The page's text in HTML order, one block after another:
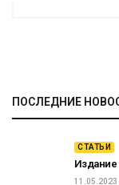
ПОСЛЕДНИЕ
СТАТЬИ
Издание
11.05.2023